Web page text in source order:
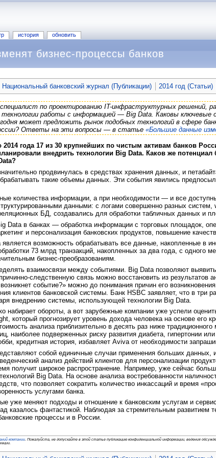
история обновить
бизнес-процессы банков
Национальный банковский журнал (Публикации) 2014 год (Статьи)
по проектированию IT-инфраструктурных решений,
работы с информацией — Big Data. Каковы ключевые
может предложить рынок подобных технологий в сфере
Ответы на эти вопросы — в статье «Большие данные
года 17 из 30 крупнейших по чистым активам банков
внедрить технологии Big Data. Каков же
продвинулась в средствах хранения данных, и
такие объемы данных. Эти события явились
количества информации, а при необходимости — и все
данными: с логами совершенно разных
БД, создавались для обработки табличных данных и
Data в банках — обработка информации с торговых площадок,
и персонализация банковских продуктов, повышение
возможность обрабатывать все данные, накопленные в
73 млрд транзакций, накопленных за два года, с одного
бизнес-преобразованиям.
взаимосвязи между событиями. Big Data позволяют
следственную связь можно восстановить из
возникнет событие?» можно до понимания причин его
клиентов банковской системы. Банк HSBC заявляет, что в
внедрению системы, использующей технологии Big Data.
набирает обороты, а вот зарубежные компании уже успели
который прогнозирует уровень дохода человека на основе его
анализа приблизительно в десять раз ниже
наиболее подверженных риску развития диабета, гипертонии
кредитная история, избавляет Aviva от необходимости
собой единичные случаи применения больших данных,
анализ действий клиентов для персонализации
получит широкое распространение. Например, уже сейчас
Big Data. На основе анализа востребованности
что позволяет сократить количество инкассаций и время
услугами банка.
уже меняют подходы и отношение к банковским услугам и
казалось фантастикой. Наблюдая за стремительным развитием
процессы и в России.
компании . Пожалуйста, не допускайте в этой статье публикацию конфиденциальной информации, ведения